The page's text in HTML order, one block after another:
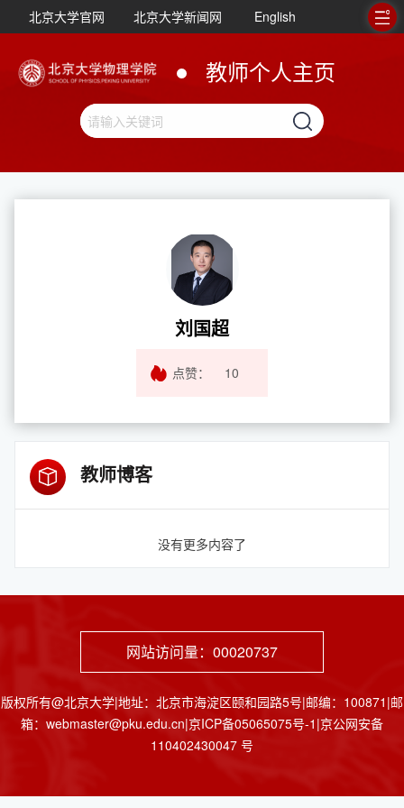
北京大学官网 北京大学新闻网 English
教师个人主页
刘国超
点赞： 10
教师博客
没有更多内容了
网站访问量： 00020737
版权所有@北京大学|地址：北京市海淀区颐和园路5号|邮编：100871|邮
箱：webmaster@pku.edu.cn|京ICP备05065075号-1|京公网安备
110402430047 号